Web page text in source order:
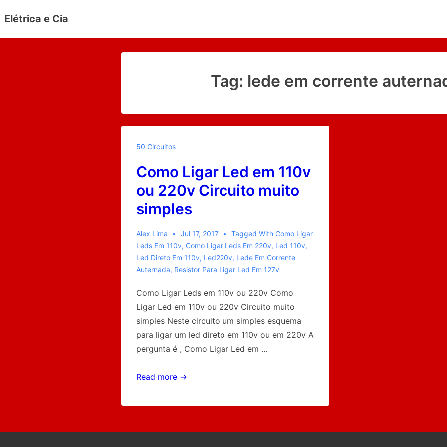
Elétrica e Cia
Tag: lede em corrente
50 Circuitos
Como Ligar Led em 110v
ou 220v Circuito muito
simples
Alex Lima Jul 17, 2017 Tagged With Como Ligar
Leds Em 110v, Como Ligar Leds Em 220v, Led 110v,
Led Direto Em 110v, Led220v, Lede Em Corrente
Auternada, Resistor Para Ligar Led Em 127v
Como Ligar Leds em 110v ou 220v Como
Ligar Led em 110v ou 220v Circuito muito
simples Neste circuito um simples esquema
para ligar um led direto em 110v ou em 220v A
pergunta é , Como Ligar Led em …
Como
Led
110v
Read more →